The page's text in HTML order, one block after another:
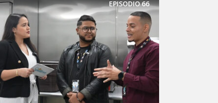
EPISODIO66